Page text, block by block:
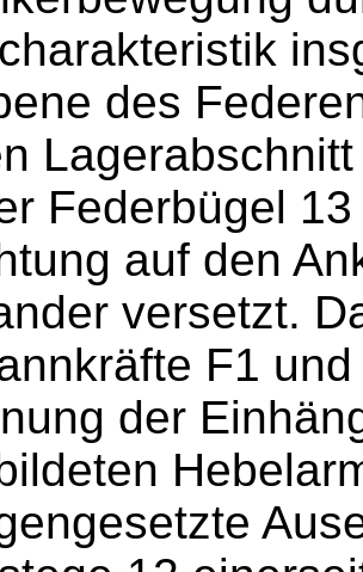
des
Federbügel
auf den
versetzt.
F1
der